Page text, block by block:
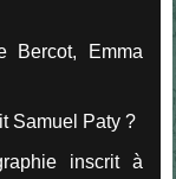
Bercot, Emma
Samuel Paty ?
inscrit à